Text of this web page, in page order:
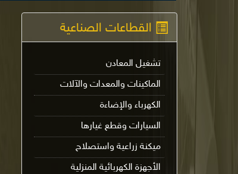
القطاعات الصناعية
تشغيل المعادن
الماكينات والمعدات والآلات
الكهرباء والإضاءة
السيارات وقطع غيارها
ميكنة زراعية واستصلاح
الأجهزة الكهربائية المنزلية